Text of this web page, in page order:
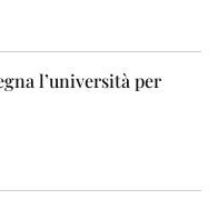
l’università per